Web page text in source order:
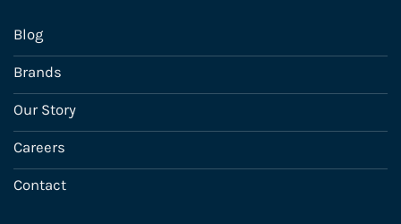
Blog
Brands
Our Story
Careers
Contact